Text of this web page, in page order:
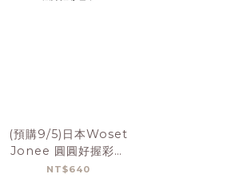
(預購9/5)日本Woset
Jonee 圓圓好握彩色
筆
NT$640